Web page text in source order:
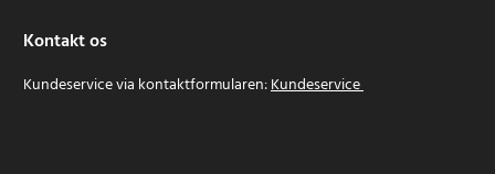
Kontakt os
Kundeservice via kontaktformularen:Kundeservice